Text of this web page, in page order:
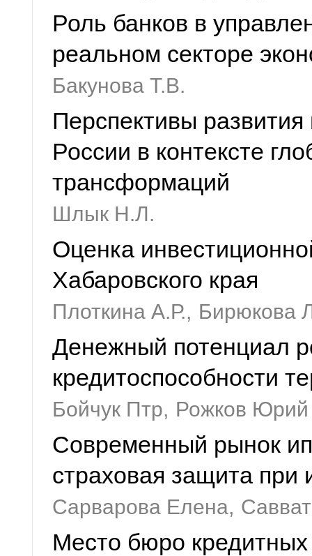
Роль банков в
реальном секторе
Бакунова Т.В.
Перспективы
России в контексте
трансформаций
Шлык Н.Л.
Оценка
Хабаровского края
Плоткина А.Р., Бирюкова
Денежный потенциал
кредитоспособности
Бойчук Птр, Рожков Юрий
Современный рынок
страховая защита при
Сарварова Елена,
Место бюро